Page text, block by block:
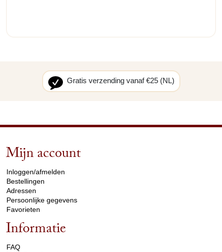
Gratis verzending vanaf €25 (NL)
Mijn account
Inloggen/afmelden
Bestellingen
Adressen
Persoonlijke gegevens
Favorieten
Informatie
FAQ